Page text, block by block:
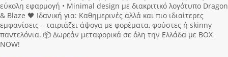
εύκολη εφαρμογή • Minimal design με διακριτικό λογότυπο Dragon
& Blaze 🖤 Ιδανική για: Καθημερινές αλλά και πιο ιδιαίτερες
εμφανίσεις – ταιριάζει άψογα με φορέματα, φούστες ή skinny
παντελόνια. 📦 Δωρεάν μεταφορικά σε όλη την Ελλάδα με BOX
NOW!